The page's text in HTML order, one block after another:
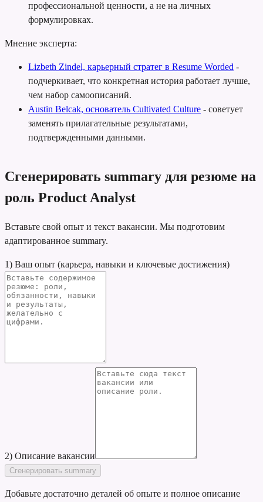
профессиональной ценности, а не на личных
формулировках.
Мнение эксперта:
Lizbeth Zindel, карьерный стратег в Resume Worded -
подчеркивает, что конкретная история работает лучше,
чем набор самоописаний.
Austin Belcak, основатель Cultivated Culture - советует
заменять прилагательные результатами,
подтвержденными данными.
Сгенерировать summary для резюме на
роль Product Analyst
Вставьте свой опыт и текст вакансии. Мы подготовим
адаптированное summary.
1) Ваш опыт (карьера, навыки и ключевые достижения)
2) Описание вакансии
Сгенерировать summary
Добавьте достаточно деталей об опыте и полное описание